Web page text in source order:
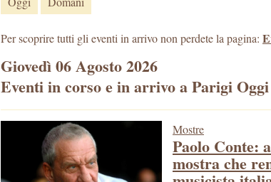
Per scoprire tutti gli eventi in arrivo non perdete la pagina:
Giovedì 06 Agosto 2026
Eventi in corso e in arrivo a Parigi Oggi
Mostre
Paolo Conte:
mostra che